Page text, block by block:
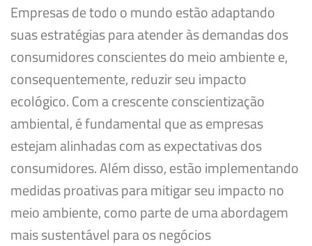
Empresas de todo o mundo estão adaptando
suas estratégias para atender às demandas dos
consumidores conscientes do meio ambiente e,
consequentemente, reduzir seu impacto
ecológico. Com a crescente conscientização
ambiental, é fundamental que as empresas
estejam alinhadas com as expectativas dos
consumidores. Além disso, estão implementando
medidas proativas para mitigar seu impacto no
meio ambiente, como parte de uma abordagem
mais sustentável para os negócios